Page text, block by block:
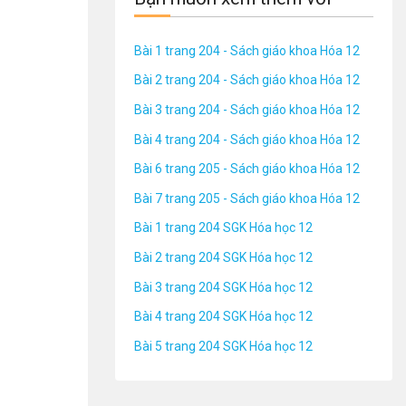
Bài 1 trang 204 - Sách giáo khoa Hóa 12
Bài 2 trang 204 - Sách giáo khoa Hóa 12
Bài 3 trang 204 - Sách giáo khoa Hóa 12
Bài 4 trang 204 - Sách giáo khoa Hóa 12
Bài 6 trang 205 - Sách giáo khoa Hóa 12
Bài 7 trang 205 - Sách giáo khoa Hóa 12
Bài 1 trang 204 SGK Hóa học 12
Bài 2 trang 204 SGK Hóa học 12
Bài 3 trang 204 SGK Hóa học 12
Bài 4 trang 204 SGK Hóa học 12
Bài 5 trang 204 SGK Hóa học 12